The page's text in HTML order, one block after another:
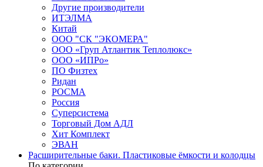
Другие производители
ИТЭЛМА
Китай
ООО "СК "ЭКОМЕРА"
ООО «Груп Атлантик Теплолюкс»
ООО «ИПРо»
ПО Физтех
Ридан
РОСМА
Россия
Суперсистема
Торговый Дом АДЛ
Хит Комплект
ЭВАН
Расширительные баки. Пластиковые ёмкости и колодцы